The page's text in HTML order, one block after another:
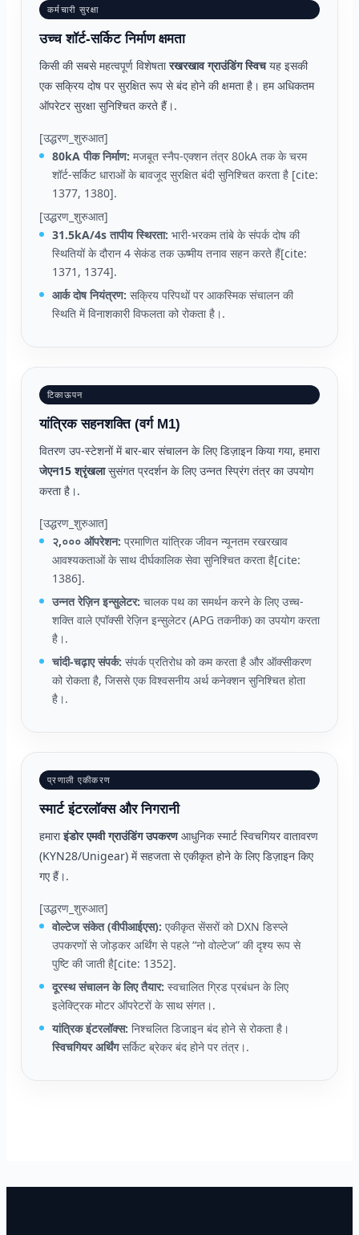
कर्मचारी सुरक्षा
उच्च शॉर्ट-सर्किट निर्माण क्षमता
किसी की सबसे महत्वपूर्ण विशेषतारखरखाव ग्राउंडिंग स्विचयह इसकी
एक सक्रिय दोष पर सुरक्षित रूप से बंद होने की क्षमता है। हम अधिकतम
ऑपरेटर सुरक्षा सुनिश्चित करते हैं।.
[उद्धरण_शुरुआत]
80kA पीक निर्माण: मजबूत स्नैप-एक्शन तंत्र 80kA तक के चरम
शॉर्ट-सर्किट धाराओं के बावजूद सुरक्षित बंदी सुनिश्चित करता है [cite:
1377, 1380].
[उद्धरण_शुरुआत]
31.5kA/4s तापीय स्थिरता: भारी-भरकम तांबे के संपर्क दोष की
स्थितियों के दौरान 4 सेकंड तक ऊष्मीय तनाव सहन करते हैं[cite:
1371, 1374].
आर्क दोष नियंत्रण: सक्रिय परिपथों पर आकस्मिक संचालन की
स्थिति में विनाशकारी विफलता को रोकता है।.
टिकाऊपन
यांत्रिक सहनशक्ति (वर्ग M1)
वितरण उप-स्टेशनों में बार-बार संचालन के लिए डिज़ाइन किया गया, हमारा
जेएन15 श्रृंखलासुसंगत प्रदर्शन के लिए उन्नत स्प्रिंग तंत्र का उपयोग
करता है।.
[उद्धरण_शुरुआत]
२,००० ऑपरेशन: प्रमाणित यांत्रिक जीवन न्यूनतम रखरखाव
आवश्यकताओं के साथ दीर्घकालिक सेवा सुनिश्चित करता है[cite:
1386].
उन्नत रेज़िन इन्सुलेटर: चालक पथ का समर्थन करने के लिए उच्च-
शक्ति वाले एपॉक्सी रेज़िन इन्सुलेटर (APG तकनीक) का उपयोग करता
है।.
चांदी-चढ़ाए संपर्क: संपर्क प्रतिरोध को कम करता है और ऑक्सीकरण
को रोकता है, जिससे एक विश्वसनीय अर्थ कनेक्शन सुनिश्चित होता
है।.
प्रणाली एकीकरण
स्मार्ट इंटरलॉक्स और निगरानी
हमाराइंडोर एमवी ग्राउंडिंग उपकरणआधुनिक स्मार्ट स्विचगियर वातावरण
(KYN28/Unigear) में सहजता से एकीकृत होने के लिए डिज़ाइन किए
गए हैं।.
[उद्धरण_शुरुआत]
वोल्टेज संकेत (वीपीआईएस): एकीकृत सेंसरों को DXN डिस्प्ले
उपकरणों से जोड़कर अर्थिंग से पहले “नो वोल्टेज” की दृश्य रूप से
पुष्टि की जाती है[cite: 1352].
दूरस्थ संचालन के लिए तैयार: स्वचालित ग्रिड प्रबंधन के लिए
इलेक्ट्रिक मोटर ऑपरेटरों के साथ संगत।.
यांत्रिक इंटरलॉक्स: निश्चलित डिजाइन बंद होने से रोकता है।
स्विचगियर अर्थिंगसर्किट ब्रेकर बंद होने पर तंत्र।.